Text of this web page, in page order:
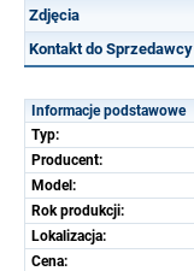
Zdjęcia
Kontakt do Sprzedawcy
Informacje podstawowe
Typ:
Producent:
Model:
Rok produkcji:
Lokalizacja:
Cena: